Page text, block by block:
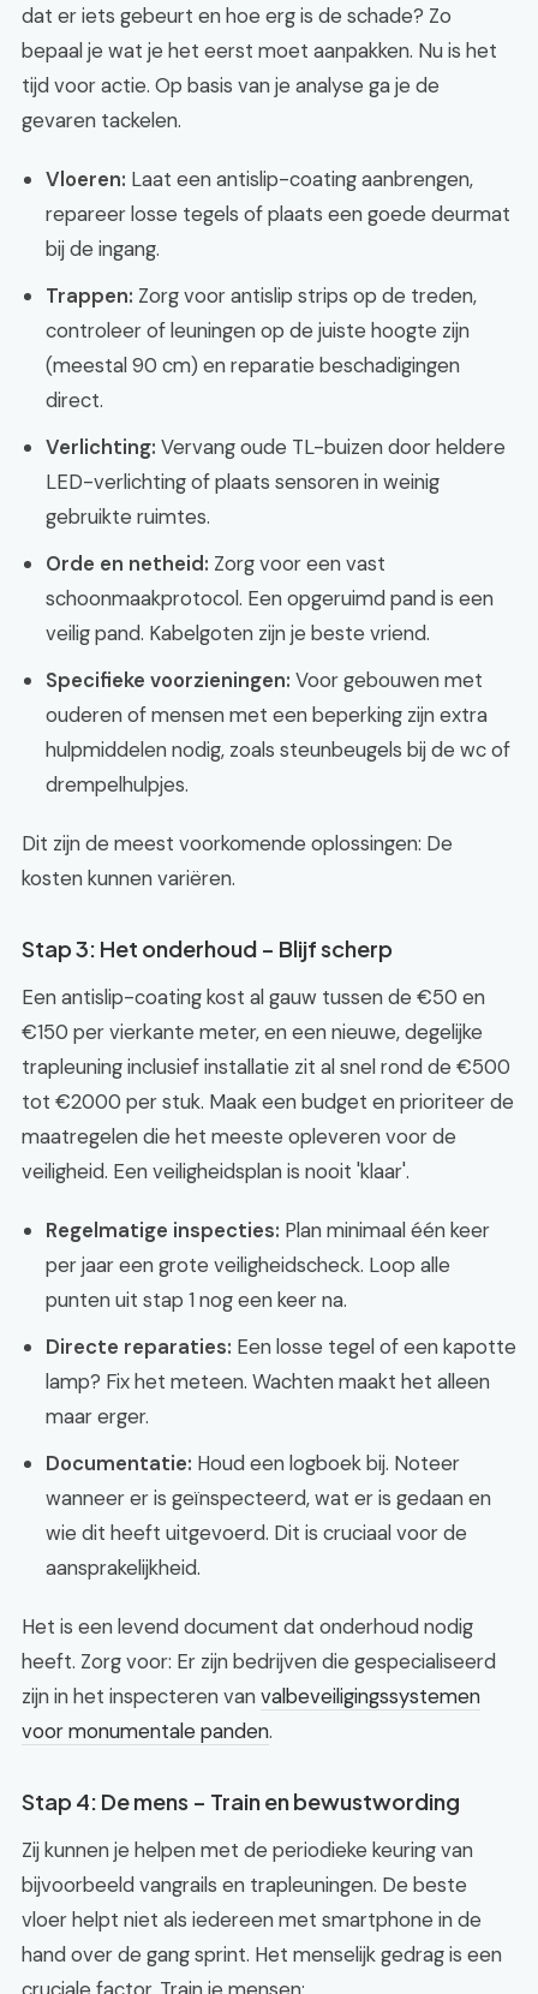
dat er iets gebeurt en hoe erg is de schade? Zo
bepaal je wat je het eerst moet aanpakken. Nu is het
tijd voor actie. Op basis van je analyse ga je de
gevaren tackelen.
Vloeren: Laat een antislip-coating aanbrengen,
repareer losse tegels of plaats een goede deurmat
bij de ingang.
Trappen: Zorg voor antislip strips op de treden,
controleer of leuningen op de juiste hoogte zijn
(meestal 90 cm) en reparatie beschadigingen
direct.
Verlichting: Vervang oude TL-buizen door heldere
LED-verlichting of plaats sensoren in weinig
gebruikte ruimtes.
Orde en netheid: Zorg voor een vast
schoonmaakprotocol. Een opgeruimd pand is een
veilig pand. Kabelgoten zijn je beste vriend.
Specifieke voorzieningen: Voor gebouwen met
ouderen of mensen met een beperking zijn extra
hulpmiddelen nodig, zoals steunbeugels bij de wc of
drempelhulpjes.
Dit zijn de meest voorkomende oplossingen: De
kosten kunnen variëren.
Stap 3: Het onderhoud – Blijf scherp
Een antislip-coating kost al gauw tussen de €50 en
€150 per vierkante meter, en een nieuwe, degelijke
trapleuning inclusief installatie zit al snel rond de €500
tot €2000 per stuk. Maak een budget en prioriteer de
maatregelen die het meeste opleveren voor de
veiligheid. Een veiligheidsplan is nooit 'klaar'.
Regelmatige inspecties: Plan minimaal één keer
per jaar een grote veiligheidscheck. Loop alle
punten uit stap 1 nog een keer na.
Directe reparaties: Een losse tegel of een kapotte
lamp? Fix het meteen. Wachten maakt het alleen
maar erger.
Documentatie: Houd een logboek bij. Noteer
wanneer er is geïnspecteerd, wat er is gedaan en
wie dit heeft uitgevoerd. Dit is cruciaal voor de
aansprakelijkheid.
Het is een levend document dat onderhoud nodig
heeft. Zorg voor: Er zijn bedrijven die gespecialiseerd
zijn in het inspecteren vanvalbeveiligingssystemen
voor monumentale panden.
Stap 4: De mens – Train en bewustwording
Zij kunnen je helpen met de periodieke keuring van
bijvoorbeeld vangrails en trapleuningen. De beste
vloer helpt niet als iedereen met smartphone in de
hand over de gang sprint. Het menselijk gedrag is een